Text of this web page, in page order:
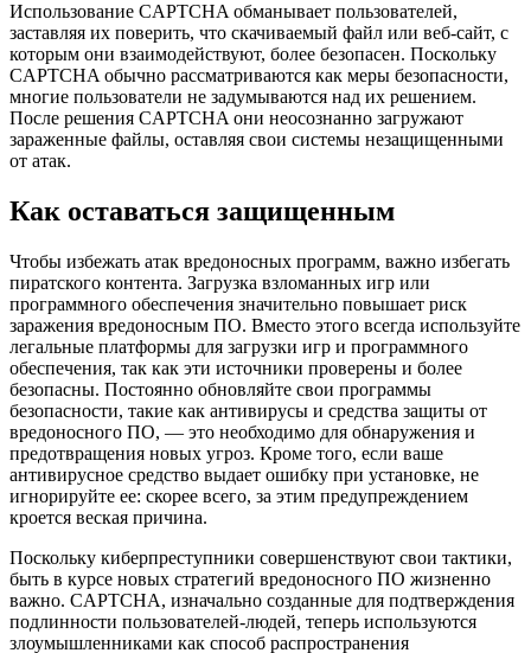
Использование CAPTCHA обманывает пользователей,
заставляя их поверить, что скачиваемый файл или веб-сайт, с
которым они взаимодействуют, более безопасен. Поскольку
CAPTCHA обычно рассматриваются как меры безопасности,
многие пользователи не задумываются над их решением.
После решения CAPTCHA они неосознанно загружают
зараженные файлы, оставляя свои системы незащищенными
от атак.
Как оставаться защищенным
Чтобы избежать атак вредоносных программ, важно избегать
пиратского контента. Загрузка взломанных игр или
программного обеспечения значительно повышает риск
заражения вредоносным ПО. Вместо этого всегда используйте
легальные платформы для загрузки игр и программного
обеспечения, так как эти источники проверены и более
безопасны. Постоянно обновляйте свои программы
безопасности, такие как антивирусы и средства защиты от
вредоносного ПО, — это необходимо для обнаружения и
предотвращения новых угроз. Кроме того, если ваше
антивирусное средство выдает ошибку при установке, не
игнорируйте ее: скорее всего, за этим предупреждением
кроется веская причина.
Поскольку киберпреступники совершенствуют свои тактики,
быть в курсе новых стратегий вредоносного ПО жизненно
важно. CAPTCHA, изначально созданные для подтверждения
подлинности пользователей-людей, теперь используются
злоумышленниками как способ распространения